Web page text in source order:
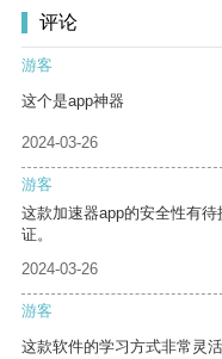
评论
游客
这个是app神器
2024-03-26
游客
这款加速器app的安全性有
证。
2024-03-26
游客
这款软件的学习方式非常灵